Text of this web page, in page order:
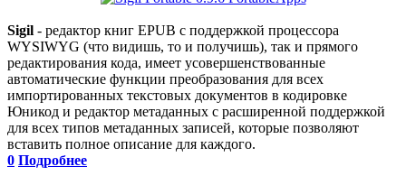
Sigil - редактор книг EPUB с поддержкой процессора
WYSIWYG (что видишь, то и получишь), так и прямого
редактирования кода, имеет усовершенствованные
автоматические функции преобразования для всех
импортированных текстовых документов в кодировке
Юникод и редактор метаданных с расширенной поддержкой
для всех типов метаданных записей, которые позволяют
вставить полное описание для каждого.
0 Подробнее